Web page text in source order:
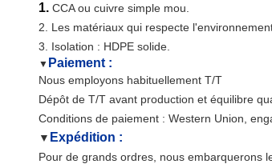
1. CCA ou cuivre simple mou.
2. Les matériaux qui respecte
3. Isolation : HDPE solide.
▼ Paiement :
Nous employons habituellement T/T
Dépôt de T/T avant production et équilibre
Conditions de paiement : Western Union,
▼ Expédition :
Pour de grands ordres, nous embarquerons